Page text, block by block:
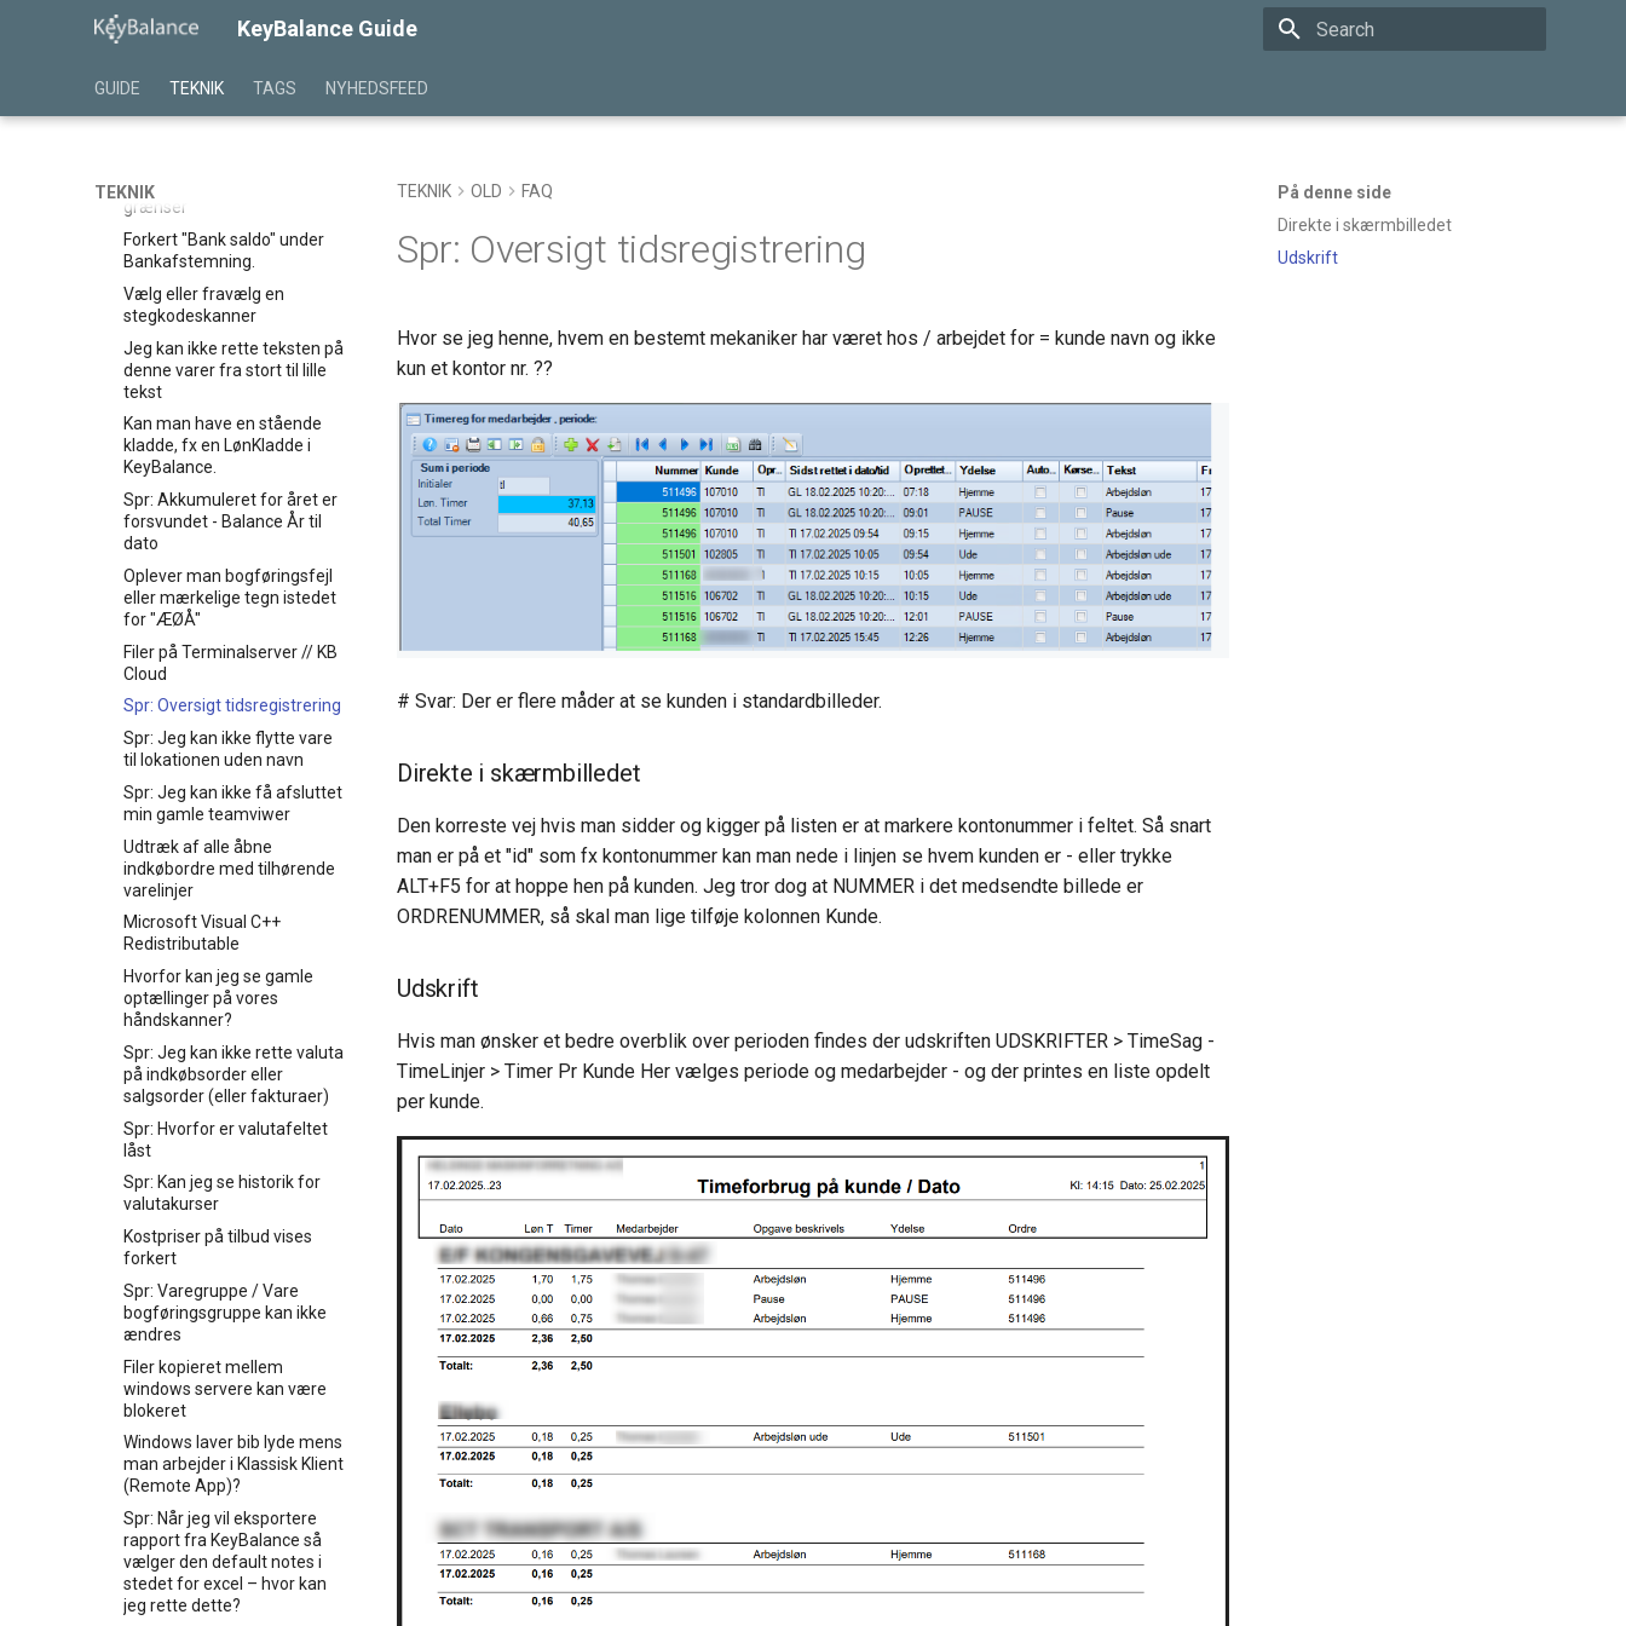
KeyBalance Guide
GUIDE TEKNIK TAGS NYHEDSFEED
TEKNIK
RibbonKnapStørrelse
kryds ved et felt.
Rækken skal være indenfor
grænser
Forkert "Bank saldo" under
Bankafstemning.
Vælg eller fravælg en
stegkodeskanner
Jeg kan ikke rette teksten på
denne varer fra stort til lille
tekst
Kan man have en stående
kladde, fx en LønKladde i
KeyBalance.
Spr: Akkumuleret for året er
forsvundet - Balance År til
dato
Oplever man bogføringsfejl
eller mærkelige tegn istedet
for "ÆØÅ"
Filer på Terminalserver // KB
Cloud
Spr: Oversigt tidsregistrering
Spr: Jeg kan ikke flytte vare
til lokationen uden navn
Spr: Jeg kan ikke få afsluttet
min gamle teamviwer
Udtræk af alle åbne
indkøbordre med tilhørende
varelinjer
Microsoft Visual C++
Redistributable
Hvorfor kan jeg se gamle
optællinger på vores
håndskanner?
Spr: Jeg kan ikke rette valuta
på indkøbsorder eller
salgsorder (eller fakturaer)
Spr: Hvorfor er valutafeltet
låst
Spr: Kan jeg se historik for
valutakurser
Kostpriser på tilbud vises
forkert
Spr: Varegruppe / Vare
bogføringsgruppe kan ikke
ændres
Filer kopieret mellem
windows servere kan være
blokeret
Windows laver bib lyde mens
man arbejder i Klassisk Klient
(Remote App)?
Spr: Når jeg vil eksportere
rapport fra KeyBalance så
vælger den default notes i
stedet for excel – hvor kan
jeg rette dette?
På denne side
Direkte i skærmbilledet
Udskrift
TEKNIK OLD FAQ
Spr: Oversigt tidsregistrering
Hvor se jeg henne, hvem en bestemt mekaniker har været hos / arbejdet for = kunde navn og ikke
kun et kontor nr. ??
# Svar: Der er flere måder at se kunden i standardbilleder.
Direkte i skærmbilledet
Den korreste vej hvis man sidder og kigger på listen er at markere kontonummer i feltet. Så snart
man er på et "id" som fx kontonummer kan man nede i linjen se hvem kunden er - eller trykke
ALT+F5 for at hoppe hen på kunden. Jeg tror dog at NUMMER i det medsendte billede er
ORDRENUMMER, så skal man lige tilføje kolonnen Kunde.
Udskrift
Hvis man ønsker et bedre overblik over perioden findes der udskriften UDSKRIFTER > TimeSag -
TimeLinjer > Timer Pr Kunde Her vælges periode og medarbejder - og der printes en liste opdelt
per kunde.